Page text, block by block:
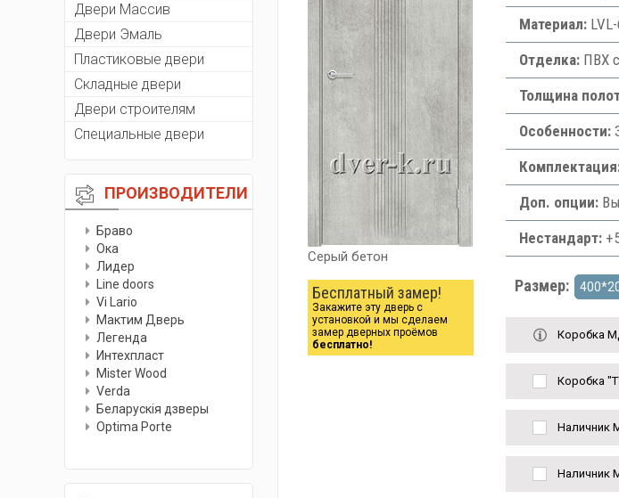
Двери Массив
Двери Эмаль
Пластиковые двери
Складные двери
Двери строителям
Специальные двери
ПРОИЗВОДИТЕЛИ
Браво
Ока
Лидер
Line doors
Vi Lario
Мактим Дверь
Легенда
Интехпласт
Мister Wood
Verda
Беларускiя дзверы
Optima Porte
Серый бетон
Бесплатный замер!
Закажите эту дверь с
установкой и мы сделаем
замер дверных проёмов
бесплатно!
Материал:LVL-
Отделка:ПВХ
Толщина
Особенности:
Доп. опции:
Нестандарт:
Размер:
Коробка
Коробка
Наличник
Наличник